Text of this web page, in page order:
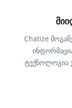
Chatize
ტექნოლოგია